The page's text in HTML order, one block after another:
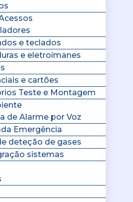
e teclados
e eletroímanes
e cartões
Teste e Montagem
de Alarme por Voz
Emergência
deteção de gases
sistemas